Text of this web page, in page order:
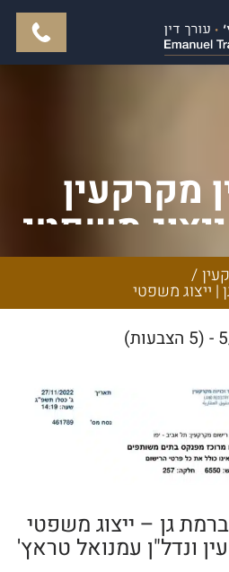
מקרקעין
משפטי
/
| ייצוג משפטי
גן – ייצוג משפטי
ונדל"ן עמנואל טראץ'